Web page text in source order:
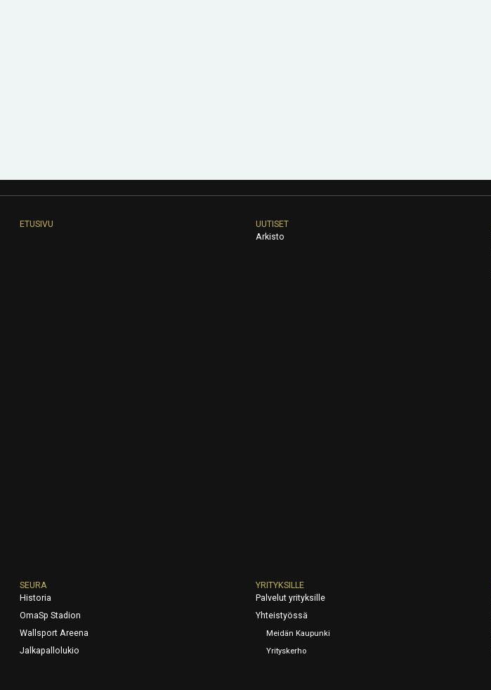
ETUSIVU
UUTISET
Arkisto
SEURA
Historia
OmaSp Stadion
Wallsport Areena
Jalkapallolukio
YRITYKSILLE
Palvelut yrityksille
Yhteistyössä
Meidän Kaupunki
Yrityskerho